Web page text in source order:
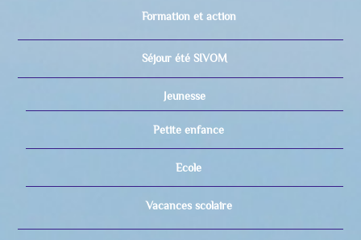
Formation et action
Séjour été SIVOM
Jeunesse
Petite enfance
Ecole
Vacances scolaire